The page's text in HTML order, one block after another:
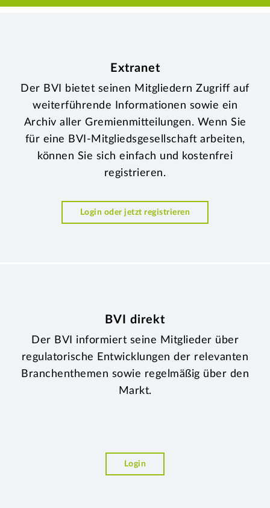
Extranet
Der BVI bietet seinen Mitgliedern Zugriff auf
weiterführende Informationen sowie ein
Archiv aller Gremienmitteilungen. Wenn Sie
für eine BVI-Mitgliedsgesellschaft arbeiten,
können Sie sich einfach und kostenfrei
registrieren.
Login oder jetzt registrieren
BVI direkt
Der BVI informiert seine Mitglieder über
regulatorische Entwicklungen der relevanten
Branchenthemen sowie regelmäßig über den
Markt.
Login